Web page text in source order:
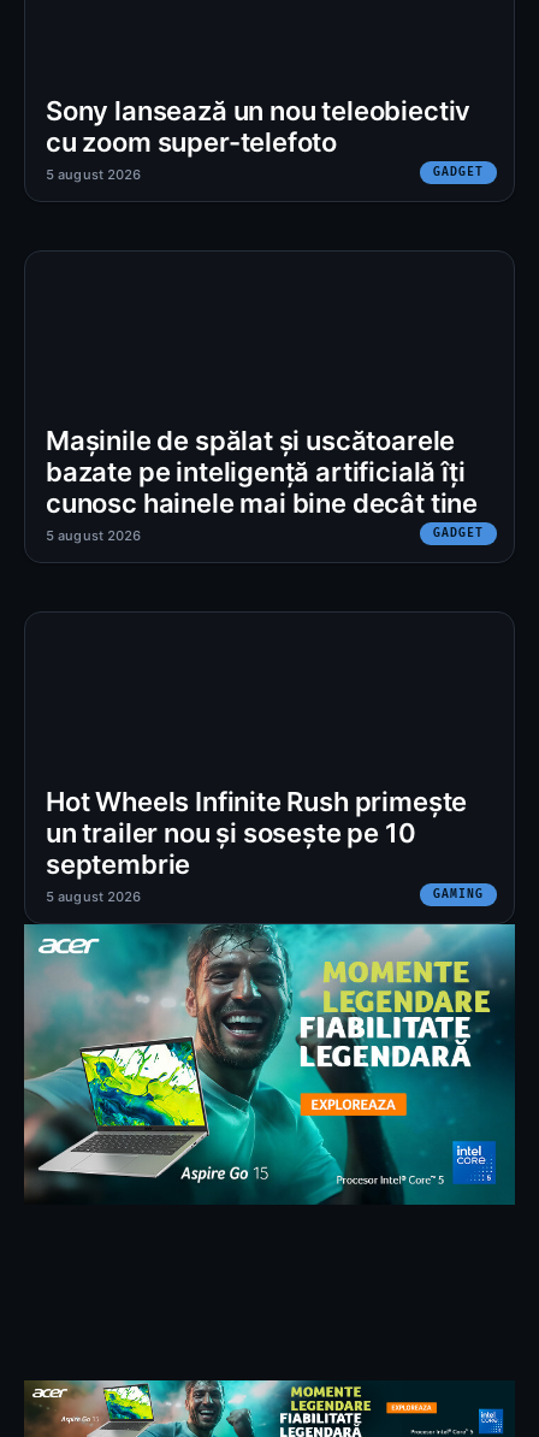
Sony lansează un nou teleobiectiv
cu zoom super-telefoto
GADGET
5 august 2026
Mașinile de spălat și uscătoarele
bazate pe inteligență artificială îți
cunosc hainele mai bine decât tine
GADGET
5 august 2026
Hot Wheels Infinite Rush primește
un trailer nou și sosește pe 10
septembrie
GAMING
5 august 2026